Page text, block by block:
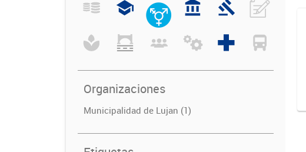
Organizaciones
Municipalidad de Lujan (1)